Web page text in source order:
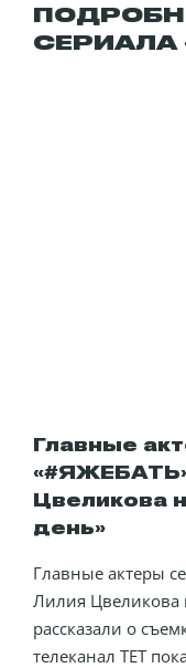
СЕРИАЛА
Главные
Цвеликова
день»
Главные актеры
Лилия Цвеликова
рассказали о
телеканал ТЕТ